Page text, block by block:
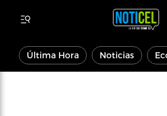
Última Hora Noticias